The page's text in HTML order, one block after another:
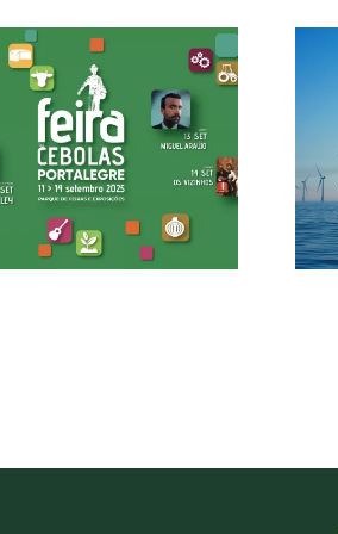
Economia Azul: Portugal no rumo da
sustentabilidade e crescimento
marítimo